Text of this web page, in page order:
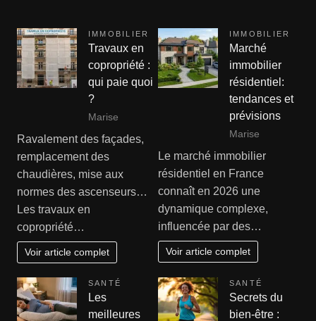
IMMOBILIER
Travaux en
copropriété :
qui paie quoi
?
Marise
Ravalement des façades,
remplacement des
chaudières, mise aux
normes des ascenseurs…
Les travaux en
copropriété…
Voir article complet
IMMOBILIER
Marché
immobilier
résidentiel:
tendances et
prévisions
Marise
Le marché immobilier
résidentiel en France
connaît en 2026 une
dynamique complexe,
influencée par des…
Voir article complet
SANTÉ
Les
meilleures
SANTÉ
Secrets du
bien-être :